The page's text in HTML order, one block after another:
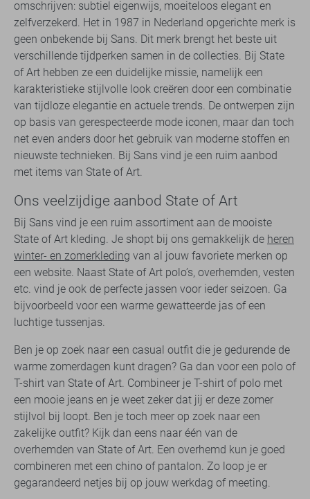
omschrijven: subtiel eigenwijs, moeiteloos elegant en
zelfverzekerd. Het in 1987 in Nederland opgerichte merk is
geen onbekende bij Sans. Dit merk brengt het beste uit
verschillende tijdperken samen in de collecties. Bij State
of Art hebben ze een duidelijke missie, namelijk een
karakteristieke stijlvolle look creëren door een combinatie
van tijdloze elegantie en actuele trends. De ontwerpen zijn
op basis van gerespecteerde mode iconen, maar dan toch
net even anders door het gebruik van moderne stoffen en
nieuwste technieken. Bij Sans vind je een ruim aanbod
met items van State of Art.
Ons veelzijdige aanbod State of Art
Bij Sans vind je een ruim assortiment aan de mooiste
State of Art kleding. Je shopt bij ons gemakkelijk de heren
winter- en zomerkleding van al jouw favoriete merken op
een website. Naast State of Art polo’s, overhemden, vesten
etc. vind je ook de perfecte jassen voor ieder seizoen. Ga
bijvoorbeeld voor een warme gewatteerde jas of een
luchtige tussenjas.
Ben je op zoek naar een casual outfit die je gedurende de
warme zomerdagen kunt dragen? Ga dan voor een polo of
T-shirt van State of Art. Combineer je T-shirt of polo met
een mooie jeans en je weet zeker dat jij er deze zomer
stijlvol bij loopt. Ben je toch meer op zoek naar een
zakelijke outfit? Kijk dan eens naar één van de
overhemden van State of Art. Een overhemd kun je goed
combineren met een chino of pantalon. Zo loop je er
gegarandeerd netjes bij op jouw werkdag of meeting.